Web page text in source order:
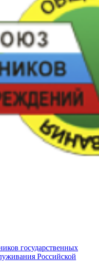
государственных
Российской